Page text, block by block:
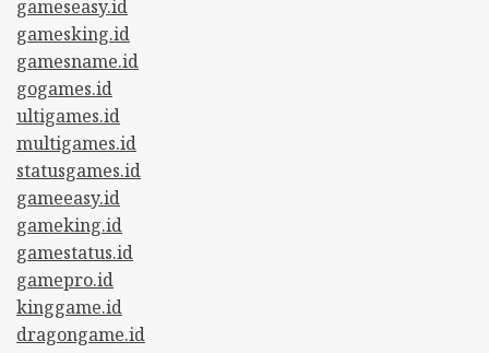
gameseasy.id
gamesking.id
gamesname.id
gogames.id
ultigames.id
multigames.id
statusgames.id
gameeasy.id
gameking.id
gamestatus.id
gamepro.id
kinggame.id
dragongame.id